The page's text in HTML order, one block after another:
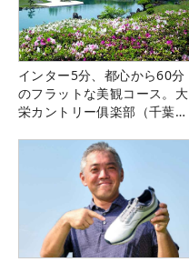
インター5分、都心から60分
のフラットな美観コース。大
栄カントリー俱楽部（千葉